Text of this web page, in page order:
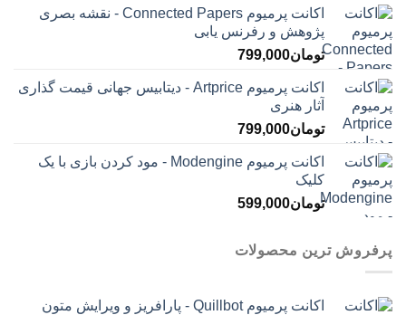
اکانت پرمیوم Connected Papers - نقشه بصری
پژوهش و رفرنس یابی
تومان799,000
اکانت پرمیوم Artprice - دیتابیس جهانی قیمت ‌گذاری
آثار هنری
تومان799,000
اکانت پرمیوم Modengine - مود کردن بازی با یک
کلیک
تومان599,000
پرفروش ترین محصولات
اکانت پرمیوم Quillbot - پارافریز و ویرایش متون